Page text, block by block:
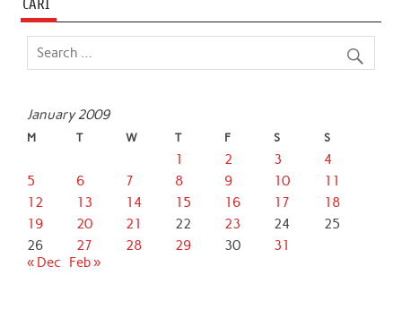
k
CARI
January 2009
M T W T F S S
1 2 3
4
5
6 7 8 9 10
11
12
13 14 15 16 17
18
19
20 21 22 23 24
25
26
27 28 29 30
31
« Dec
Feb »